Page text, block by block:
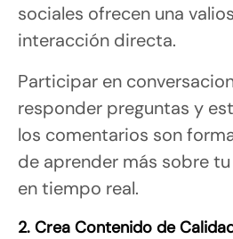
sociales ofrecen una
interacción directa.
Participar en
responder preguntas y
los comentarios son
de aprender más sobre
en tiempo real.
2. Crea Contenido de